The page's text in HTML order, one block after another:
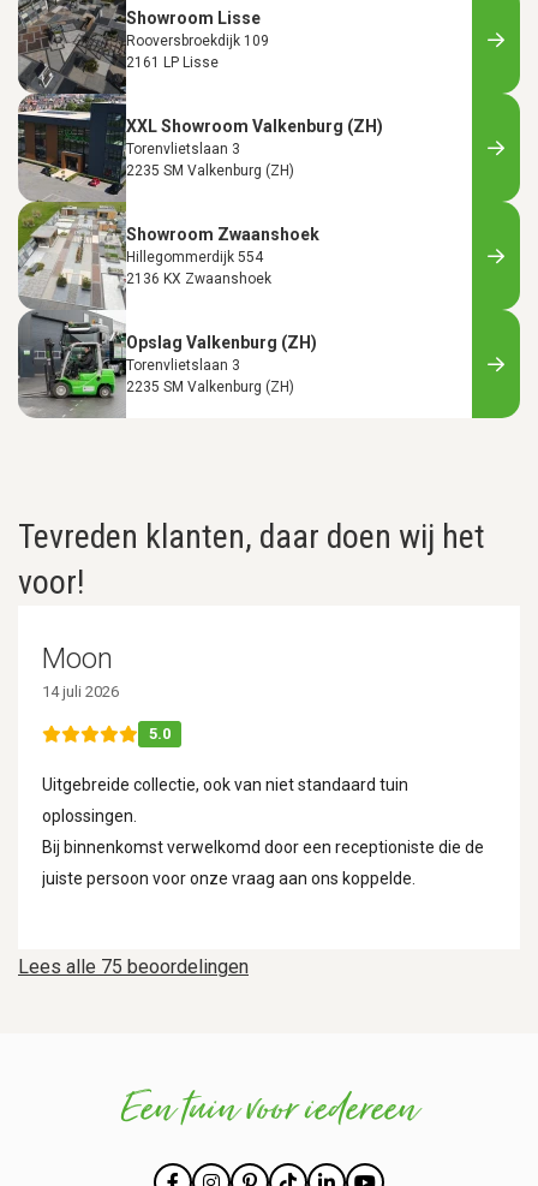
Showroom Lisse
Rooversbroekdijk 109
2161 LP Lisse
XXL Showroom Valkenburg (ZH)
Torenvlietslaan 3
2235 SM Valkenburg (ZH)
Showroom Zwaanshoek
Hillegommerdijk 554
2136 KX Zwaanshoek
Opslag Valkenburg (ZH)
Torenvlietslaan 3
2235 SM Valkenburg (ZH)
Tevreden klanten, daar doen wij het
voor!
Lees alle 75 beoordelingen
Moon
14 juli 2026
5.0
Uitgebreide collectie, ook van niet standaard tuin
oplossingen.
Bij binnenkomst verwelkomd door een receptioniste die de
juiste persoon voor onze vraag aan ons koppelde.
Een tuin voor iedereen